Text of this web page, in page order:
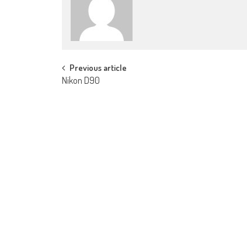
Post navigation
Previous article
Nikon D90